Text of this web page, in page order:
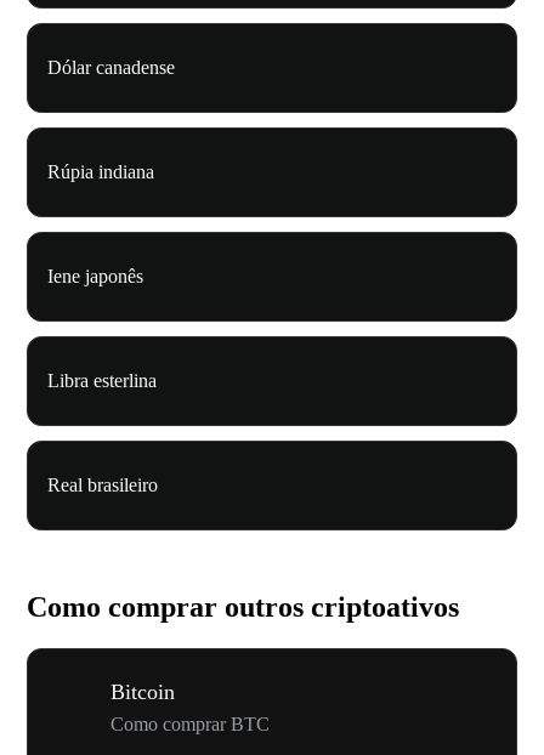
Dólar canadense
Rúpia indiana
Iene japonês
Libra esterlina
Real brasileiro
Como comprar outros criptoativos
Bitcoin
Como comprar BTC